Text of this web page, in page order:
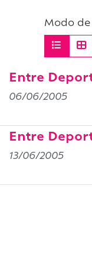
Modo de
Entre
06/06/2005
Entre
13/06/2005